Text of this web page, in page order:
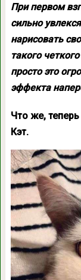
При первом
сильно
нарисовать
такого
просто это
эффекта
Что же,
Кэт.